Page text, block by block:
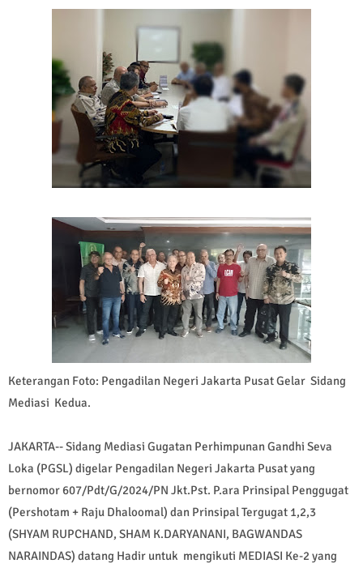
Keterangan Foto: Pengadilan Negeri Jakarta Pusat Gelar Sidang
Mediasi Kedua.
JAKARTA-- Sidang Mediasi Gugatan Perhimpunan Gandhi Seva
Loka (PGSL) digelar Pengadilan Negeri Jakarta Pusat yang
bernomor 607/Pdt/G/2024/PN Jkt.Pst. P.ara Prinsipal Penggugat
(Pershotam + Raju Dhaloomal) dan Prinsipal Tergugat 1,2,3
(SHYAM RUPCHAND, SHAM K.DARYANANI, BAGWANDAS
NARAINDAS) datang Hadir untuk mengikuti MEDIASI Ke-2 yang